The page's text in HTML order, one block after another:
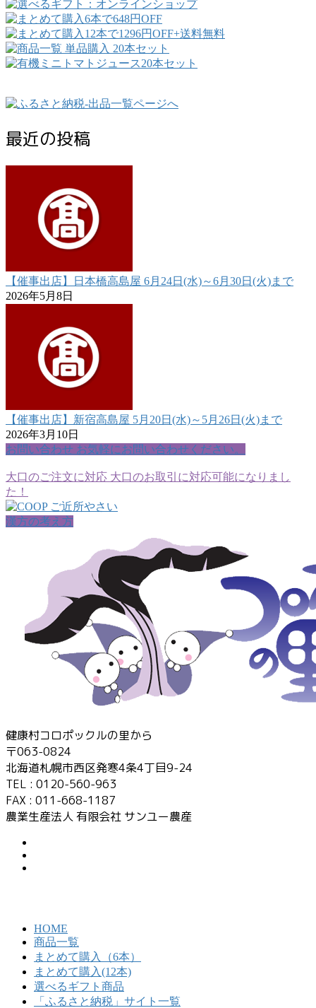
最近の投稿
【催事出店】日本橋高島屋 6月24日(水)～6月30日(火)まで
2026年5月8日
【催事出店】新宿高島屋 5月20日(水)～5月26日(火)まで
2026年3月10日
お問い合わせ お気軽にお問い合わせください。
大口のご注文に対応 大口のお取引に対応可能になりまし
た！
漢方の考え方
健康村コロポックルの里から
〒063-0824
北海道札幌市西区発寒4条4丁目9-24
TEL : 0120-560-963
FAX : 011-668-1187
農業生産法人 有限会社 サンユー農産
HOME
商品一覧
まとめて購入（6本）
まとめて購入(12本)
選べるギフト商品
「ふるさと納税」サイト一覧